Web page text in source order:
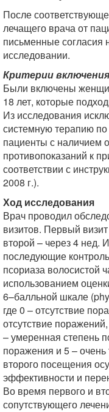
После
лечащего врача от
письменные согласия
исследовании.
Критерии
Были включены
18 лет, которые
Из исследования
системную терапию
пациенты с наличием
противопоказаний к
соответствии с
2008 г.).
Ход исследования
Врач проводил
визитов. Первый
второй – через 4 нед.
последующие
псориаза волосистой
использованием
6–балльной шкале
где 0 – отсутствие
отсутствие
– умеренная степень
поражения и 5 –
второго посещения
эффективности и
Во время первого и
сопутствующего